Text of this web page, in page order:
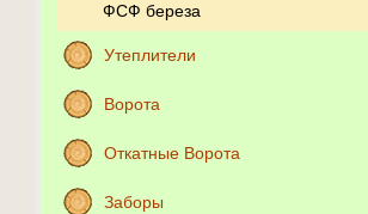
ФСФ береза
Утеплители
Ворота
Откатные Ворота
Заборы